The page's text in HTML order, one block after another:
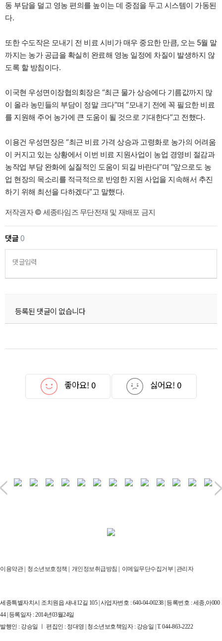
동 부담을 덜고 영농 편의를 높이는 데 중점을 두고 시스템이 가동된
다.
또한 수도작은 모내기 전 비료 시비가 매우 중요한 만큼, 오는 5월 말
까지는 농가 공급을 확실히 완료해 영농 일정에 차질이 발생하지 않
도록 할 방침이다.
이국현 우성면이장협의회장은 “최근 물가 상승에다 기름값까지 많
이 올라 농민들의 부담이 정말 크다”며 “모내기 전에 꼭 필요한 비료
를 지원해 주어 농가에 큰 도움이 될 것으로 기대한다”고 전했다.
이용건 우성면장은 “최근 비료 가격 상승과 고령화로 농가의 어려움
이 커지고 있는 상황에서 이번 비료 지원사업이 농업 경영비 절감과
농작업 부담 완화에 실질적인 도움이 되길 바란다”며 “앞으로도 농
업 현장의 목소리를 적극적으로 반영한 지원 사업을 지속해서 추진
하기 위해 최선을 다하겠다”고 말했다.
저작권자 © 세종타임즈 무단전재 및 재배포 금지
댓글0
댓글입력
등록된 댓글이 없습니다
좋아요! 0 싫어요! 0
이용약관| 청소년보호정책 | 개인정보취급방침 | 이메일무단수집거부 | 관리자
세종특별자치시 조치원읍 새내12길 105 | 사업자번호 : 640-04-00238 | 등록번호 : 세종,아000
44 | 등록일자 : 2014년03월24일
발행인 : 강승일 ㅣ 편집인 : 정대영 | 청소년보호책임자 : 강승일 | T. 044-863-2222